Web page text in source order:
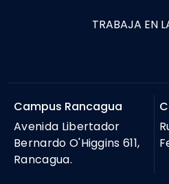
TRABAJA EN
Campus Rancagua
Avenida Libertador
Bernardo O'Higgins 611,
Rancagua.